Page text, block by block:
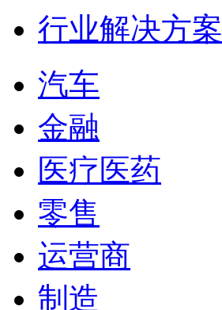
行业解决方案
汽车
金融
医疗医药
零售
运营商
制造